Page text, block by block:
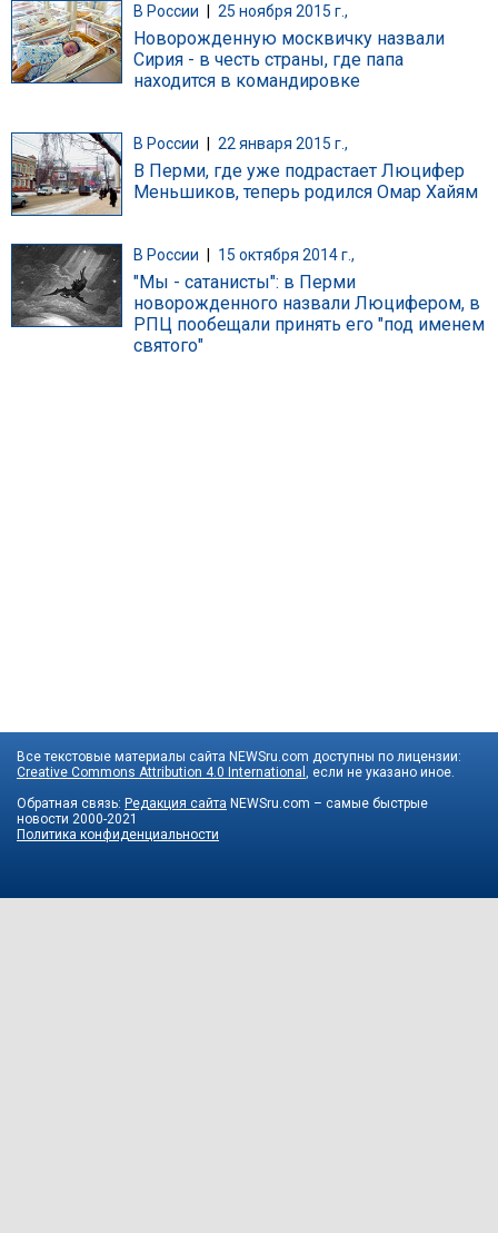
В России 25 ноября 2015 г.,
Новорожденную москвичку назвали
Сирия - в честь страны, где папа
находится в командировке
В России 22 января 2015 г.,
В Перми, где уже подрастает Люцифер
Меньшиков, теперь родился Омар Хайям
В России 15 октября 2014 г.,
"Мы - сатанисты": в Перми
новорожденного назвали Люцифером, в
РПЦ пообещали принять его "под именем
святого"
Все текстовые материалы сайта NEWSru.com доступны по лицензии:
Creative Commons Attribution 4.0 International
, если не указано иное.
Обратная связь: Редакция сайта NEWSru.com – самые быстрые
новости 2000-2021
Политика конфиденциальности